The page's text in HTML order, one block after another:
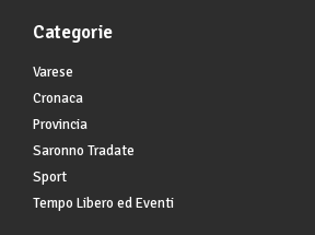
Categorie
Varese
Cronaca
Provincia
Saronno Tradate
Sport
Tempo Libero ed Eventi